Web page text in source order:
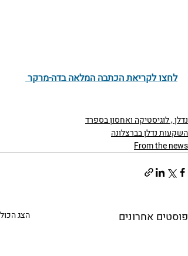
לחצו לקריאת הכתבה המלאה בדה-מרקר
נדלן , לוגיסטיקה ואחסון בספרד
השקעות נדלן בברצלונה
From the news
פוסטים אחרונים הצג הכול